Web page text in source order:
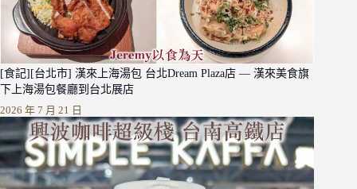
[食記][台北市] 漢來上海湯包 台北Dream Plaza店 — 漢來美食旗
下上海湯包餐廳到台北展店
2026 年 7 月 21 日